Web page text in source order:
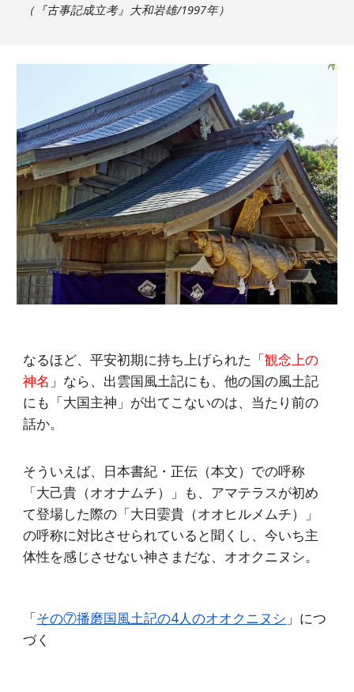
（『古事記成立考』大和岩雄/1997年）
なるほど、平安初期に持ち上げられた「観念上の
神名 」なら、出雲国風土記にも、他の国の風土記
にも「大国主神」が出てこないのは、当たり前の
話か。
そういえば、日本書紀・正伝（本文）での呼称
「大己貴（オオナムチ）」も、アマテラスが初め
て登場した際の「大日孁貴（オオヒルメムチ）」
の呼称に対比させられていると聞くし、今いち主
体性を感じさせない神さまだな、オオクニヌシ。
「その⑦播磨国風土記の4人のオオクニヌシ 」につ
づく